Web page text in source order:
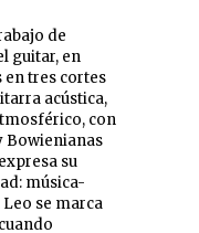
de
guitar, en
en tres cortes
acústica,
con
Bowienianas
su
música-
se marca